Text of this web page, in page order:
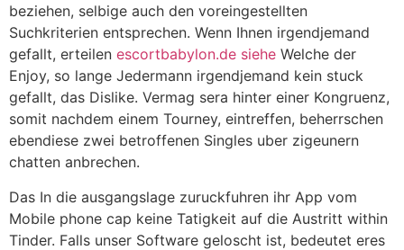
beziehen, selbige auch den voreingestellten
Suchkriterien entsprechen. Wenn Ihnen irgendjemand
gefallt, erteilen escortbabylon.de siehe Welche der
Enjoy, so lange Jedermann irgendjemand kein stuck
gefallt, das Dislike. Vermag sera hinter einer Kongruenz,
somit nachdem einem Tourney, eintreffen, beherrschen
ebendiese zwei betroffenen Singles uber zigeunern
chatten anbrechen.
Das In die ausgangslage zuruckfuhren ihr App vom
Mobile phone cap keine Tatigkeit auf die Austritt within
Tinder. Falls unser Software geloscht ist, bedeutet eres